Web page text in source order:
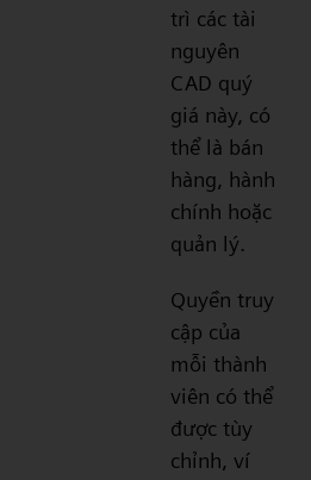
trì các tài
nguyên
CAD quý
giá này, có
thể là bán
hàng, hành
chính hoặc
quản lý.
Quyền truy
cập của
mỗi thành
viên có thể
được tùy
chỉnh, ví